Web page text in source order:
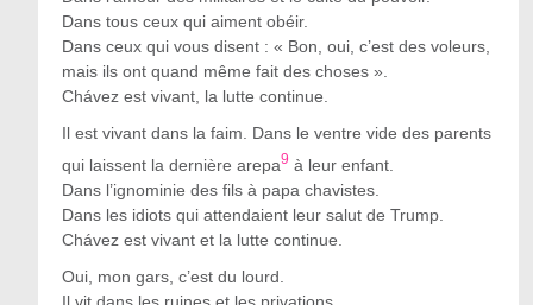
Dans tous ceux qui aiment obéir.
Dans ceux qui vous disent : « Bon, oui, c’est des voleurs,
mais ils ont quand même fait des choses ».
Chávez est vivant, la lutte continue.
Il est vivant dans la faim. Dans le ventre vide des parents
qui laissent la dernière arepa9 à leur enfant.
Dans l’ignominie des fils à papa chavistes.
Dans les idiots qui attendaient leur salut de Trump.
Chávez est vivant et la lutte continue.
Oui, mon gars, c’est du lourd.
Il vit dans les ruines et les privations.